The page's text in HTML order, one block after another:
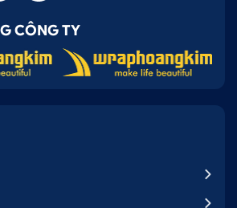
CÔNG TY